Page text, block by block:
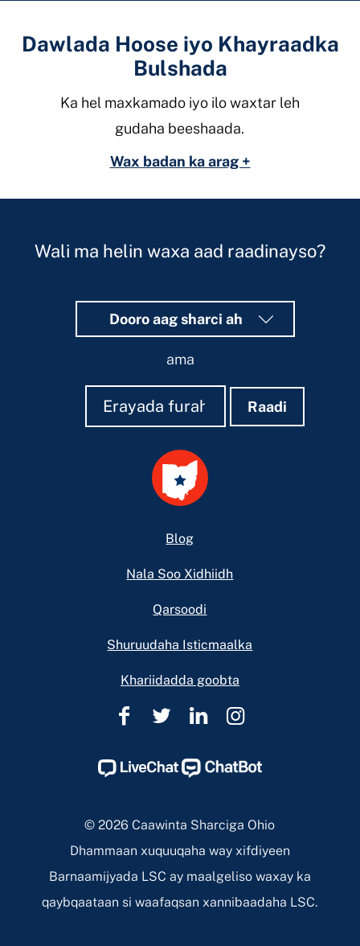
Dawlada Hoose iyo Khayraadka
Bulshada
Ka hel maxkamado iyo ilo waxtar leh
gudaha beeshaada.
Wax badan ka arag +
Wali ma helin waxa aad raadinayso?
Dooro aag sharci ah
ama
Raadi
Raadi Raadi
Blog
Nala Soo Xidhiidh
Qarsoodi
Shuruudaha Isticmaalka
Khariidadda goobta
Caawinta
Ohio
Page
Caawinta
Ohio
Page
Caawinta
Ohio
Page
Caawinta
Ohio
Page
© 2026 Caawinta Sharciga Ohio
Dhammaan xuquuqaha way xifdiyeen
Barnaamijyada LSC ay maalgeliso waxay ka
qaybqaataan si waafaqsan xannibaadaha LSC.